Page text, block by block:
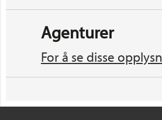
Agenturer
For å se disse